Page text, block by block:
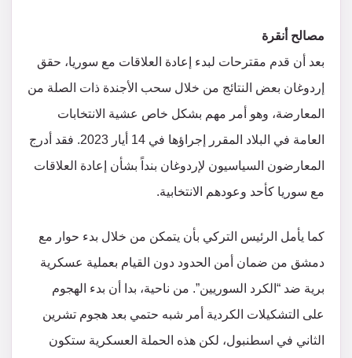
مصالح أنقرة
بعد أن قدم مقترحات لبدء إعادة العلاقات مع سوريا، حقق
إردوغان بعض النتائج من خلال سحب الأجندة ذات الصلة من
المعارضة، وهو أمر مهم بشكل خاص عشية الانتخابات
العامة في البلاد المقرر إجراؤها في 14 أيار 2023. فقد أدرج
المعارضون السياسيون لإردوغان بنداً بشأن إعادة العلاقات
مع سوريا كأحد وعودهم الانتخابية.
كما يأمل الرئيس التركي بأن يتمكن من خلال بدء حوار مع
دمشق من ضمان أمن الحدود دون القيام بعملية عسكرية
برية ضد “الكرد السوريين”. من ناحية، بدا أن بدء الهجوم
على التشكيلات الكردية أمر شبه حتمي بعد هجوم تشرين
الثاني في اسطنبول، لكن هذه الحملة العسكرية ستكون